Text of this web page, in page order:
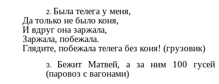
Была телега у меня,
Да только не было коня,
И вдруг она заржала,
Заржала, побежала.
Глядите, побежала телега без коня! (грузовик)
Бежит Матвей, а за ним 100 гусей
(паровоз с вагонами)